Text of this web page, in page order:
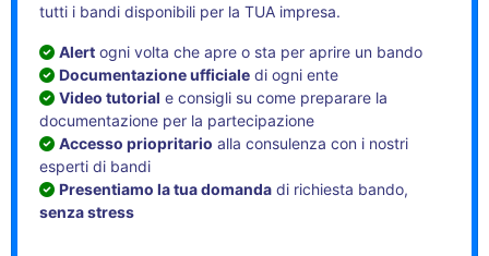
tutti i bandi disponibili per la TUA impresa.
Alert ogni volta che apre o sta per aprire un bando
Documentazione ufficiale di ogni ente
Video tutorial e consigli su come preparare la
documentazione per la partecipazione
Accesso priopritario alla consulenza con i nostri
esperti di bandi
Presentiamo la tua domanda di richiesta bando,
senza stress